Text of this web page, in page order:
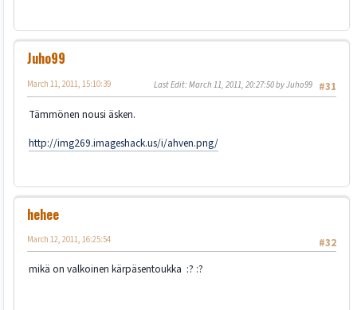
Juho99
#31
March 11, 2011, 15:10:39 Last Edit: March 11, 2011, 20:27:50 by Juho99
Tämmönen nousi äsken.
http://img269.imageshack.us/i/ahven.png/
hehee
#32
March 12, 2011, 16:25:54
mikä on valkoinen kärpäsentoukka :? :?